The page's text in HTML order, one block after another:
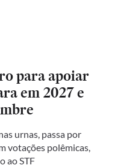
para apoiar
em 2027 e
urnas, passa por
votações polêmicas,
ao STF